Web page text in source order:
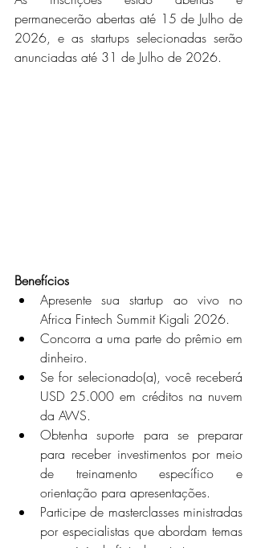
permanecerão abertas até 15 de Julho de
2026, e as startups selecionadas serão
anunciadas até 31 de Julho de 2026.
Benefícios
Apresente sua startup ao vivo no
Africa Fintech Summit Kigali 2026.
Concorra a uma parte do prêmio em
dinheiro.
Se for selecionado(a), você receberá
USD 25.000 em créditos na nuvem
da AWS.
Obtenha suporte para se preparar
para receber investimentos por meio
de treinamento específico e
orientação para apresentações.
Participe de masterclasses ministradas
por especialistas que abordam temas